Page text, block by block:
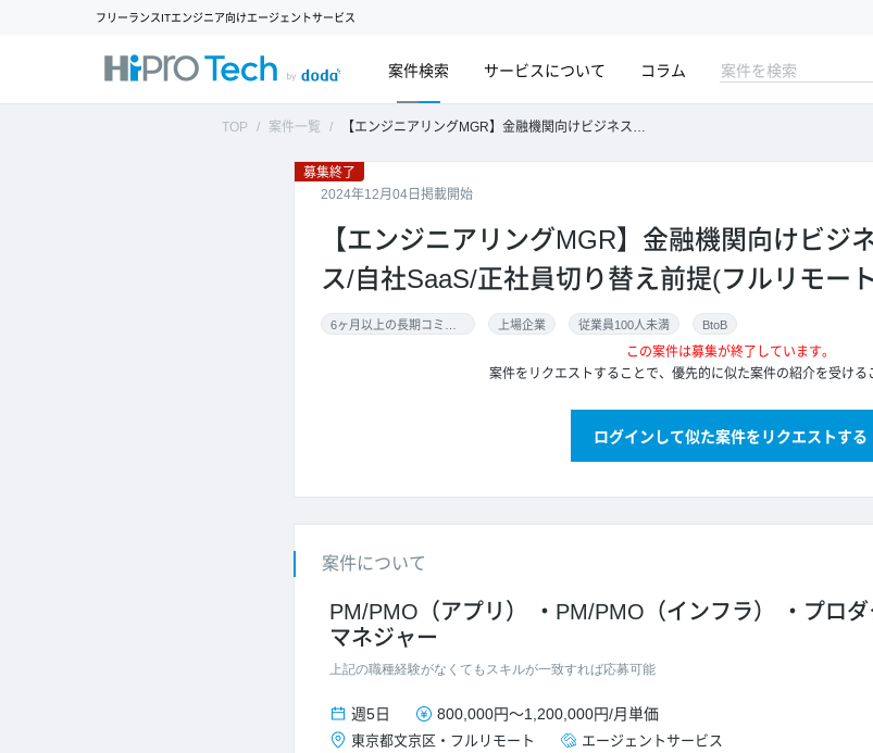
フリーランスITエンジニア向けエージェントサービス
案件検索 サービスについて コラム
TOP 案件一覧 【エンジニアリングMGR】金融機関向けビジネスマッチングサービス/自社SaaS/正社員切り替え前提(フルリモート）
募集終了
2024年12月04日掲載開始
【エンジニアリングMGR】金融機関向けビジ
ス/自社SaaS/正社員切り替え前提(フルリモート
上場企業 従業員100人未満 BtoB
この案件は募集が終了しています。
案件をリクエストすることで、優先的に似た案件の紹介を受ける
ログインして似た案件をリクエストする
案件について
PM/PMO（アプリ） PM/PMO（インフラ）
プロ
マネジャー
上記の職種経験がなくてもスキルが一致すれば応募可能
週5日 800,000円～1,200,000円/月単価
東京都文京区 ・ フルリモート エージェントサービス